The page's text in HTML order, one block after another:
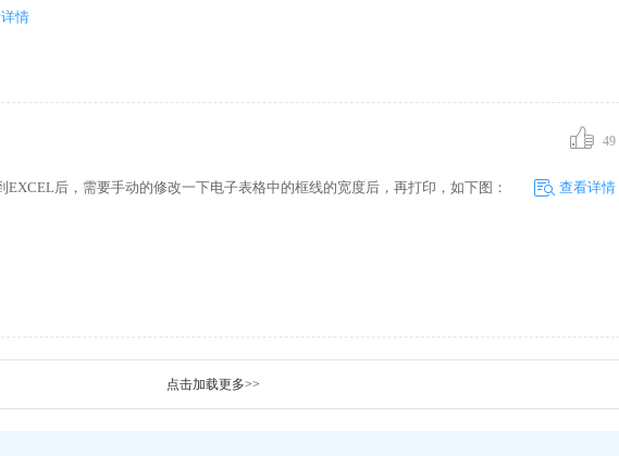
情
49
EXCEL后，需要手动的修改一下电子表格中的框线的宽度后，再打印，如下图： 查看详情
点击加载更多>>